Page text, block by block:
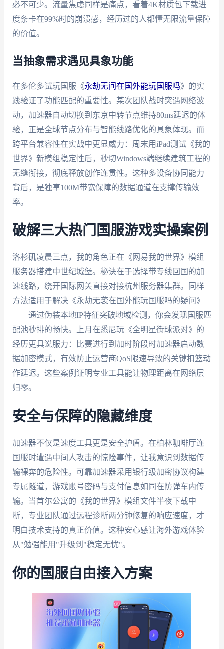
必不可少。流量焦虑同样是痛点，看着4K材质包下载进
度条卡在99%时的崩溃感，经历过的人都懂无限流量保障
的价值。
当抽象需求遇见具象功能
在多伦多试玩国服《永劫无间在国外能玩国服吗》的实
践验证了功能匹配的重要性。某次团队战时突遇网络波
动，加速器自动切换到东京中转节点维持80ms延迟的体
验，正是全球节点分布与智能线路优化的具象体现。而
跨平台兼容性在实战中更显威力：周末用iPad测试《我的
世界》新模组稳定性后，秒切Windows端继续建筑工程的
无缝衔接，彻底释放创作连贯性。这种多设备协同能力
背后，是独享100M带宽保障的数据通道在支撑传输效
率。
破解三大热门国服游戏实操案例
洛杉矶凌晨三点，我的角色正在《网易我的世界》模组
服务器搭建中世纪城堡。秘诀在于选择带专线回国的加
速线路，绕开国际网关直接对接杭州服务器集群。同样
方法适用于解决《永劫无袭在国外能玩国服吗的疑问》
——通过伪装本地IP特征突破地域检测，你会发现国服匹
配池秒排的畅快。上月在悉尼玩《全明星街球派对》的
经历更具说服力：比赛进行到加时阶段时加速器启动数
据加密模式，有效防止运营商QoS限速导致的关键扣篮动
作延迟。这些案例证明专业工具能让物理距离在网络层
归零。
安全与保障的隐藏维度
加速器不仅是速度工具更是安全护盾。在柏林咖啡厅连
国服时遭遇中间人攻击的惊险事件，让我意识到数据传
输裸奔的危险性。可靠加速器采用银行级加密协议构建
专属隧道，游戏账号密码与支付信息如同在防弹车内传
输。当首尔公寓的《我的世界》模组文件半夜下载中
断，专业团队通过远程诊断两分钟修复的响应速度，才
明白技术支持的真正价值。这种安心感让海外游戏体验
从"勉强能用"升级到"稳定无忧"。
你的国服自由接入方案